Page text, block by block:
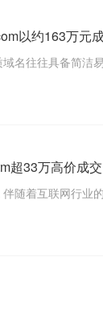
以约163万元
域名往往具备简洁
超33万高价成
伴随着互联网行业